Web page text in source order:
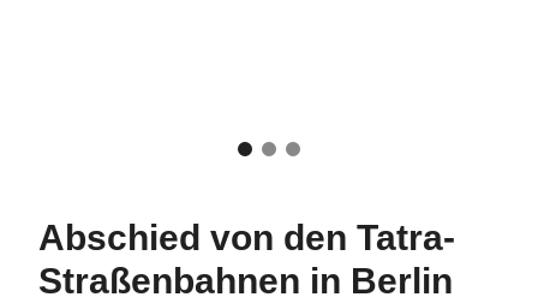
Abschied von den Tatra-
Straßenbahnen in Berlin